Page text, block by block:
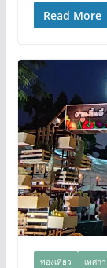
Read More
ท่องเที่ยว เทศก